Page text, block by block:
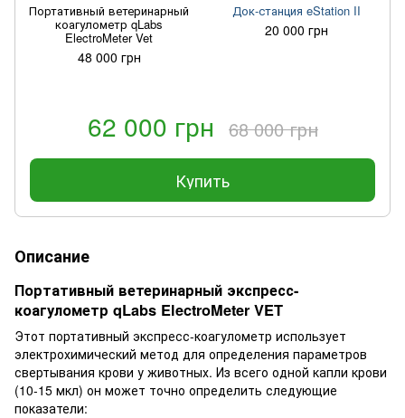
Портативный ветеринарный
коагулометр qLabs
ElectroMeter Vet
48 000 грн
Док-станция eStation II
20 000 грн
62 000 грн 68 000 грн
Купить
Описание
Портативный ветеринарный экспресс-
коагулометр qLabs ElectroMeter VET
Этот портативный экспресс-коагулометр использует
электрохимический метод для определения параметров
свертывания крови у животных. Из всего одной капли крови
(10-15 мкл) он может точно определить следующие
показатели: